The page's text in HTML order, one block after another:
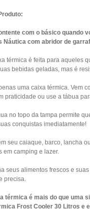
com o básico quando
Náutica com abridor de
térmica é feita para aqueles
bebidas geladas, mas é
uma caixa térmica. Vem
praticidade ou use a tábua
no topo da tampa permite
conquistas imediatamente!
seu caiaque, barco, lancha
em camping e lazer.
seus alimentos frescos e
precisa.
térmica é mais do que uma
Frost Cooler 30 Litros e